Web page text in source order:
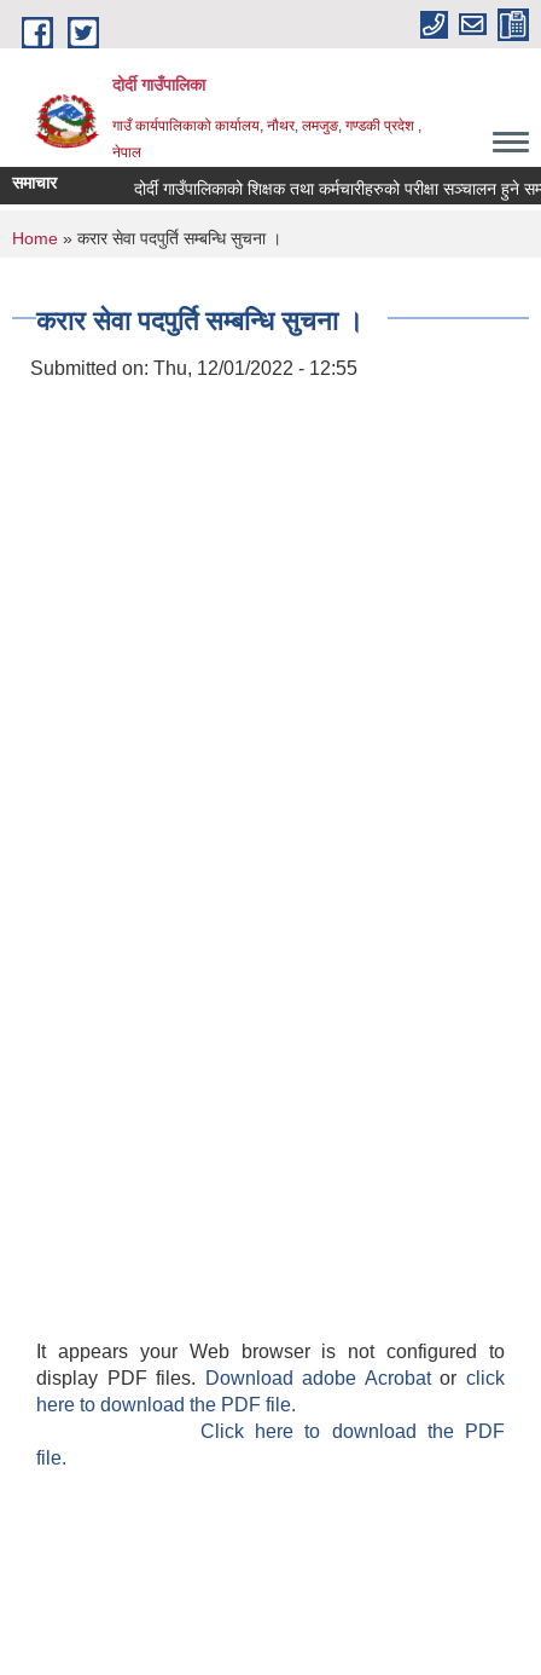
Skip to main content
दोर्दी गाउँपालिका
गाउँ कार्यपालिकाको कार्यालय, नौथर, लमजुङ, गण्डकी प्रदेश ,
नेपाल
समाचार दोर्दी गाउँपालिकाको शिक्षक तथा कर्मचारीहरुको परीक्षा सञ्चालन हुने
You are here
Home » करार सेवा पदपुर्ति सम्बन्धि सुचना ।
करार सेवा पदपुर्ति सम्बन्धि सुचना ।
Submitted on: Thu, 12/01/2022 - 12:55
It appears your Web browser is not configured to
display PDF files.
Download adobe Acrobatorclick
here to download the PDF file.
Click here to download the PDF
file.